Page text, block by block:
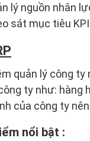
lý nguồn nhân
sát mục tiêu
quản lý công
ty như: hàng
của công ty
nổi bật :